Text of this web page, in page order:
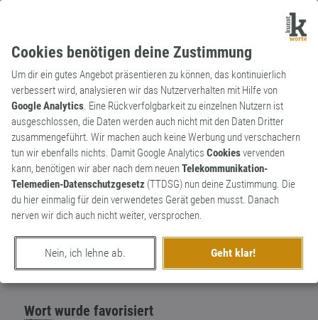
Cookies benötigen deine Zustimmung
Um dir ein gutes Angebot präsentieren zu können, das kontinuierlich
verbessert wird, analysieren wir das Nutzerverhalten mit Hilfe von
Google Analytics. Eine Rückverfolgbarkeit zu einzelnen Nutzern ist
ausgeschlossen, die Daten werden auch nicht mit den Daten Dritter
zusammengeführt. Wir machen auch keine Werbung und verschachern
tun wir ebenfalls nichts. Damit Google Analytics Cookiesvervenden
kann, benötigen wir aber nach dem neuenTelekommunikation-
Telemedien-Datenschutzgesetz (TTDSG) nun deine Zustimmung. Die
du hier einmalig für dein verwendetes Gerät geben musst. Danach
nerven wir dich auch nicht weiter, versprochen.
Nein, ich lehne ab. Geht klar!
Archaismus
Redewendung
Mein lieber Scholli
Ausdruck des Erstaunens-gemischt mit
Anerkennung.
0
erschaffen von Frau H. aus K.
am 21. Juli 2018
Wort wurde favorisiert